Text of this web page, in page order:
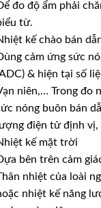
đo độ ẩm phải
từ.
kế chào bán
cảm ứng sức
& hiện tại số
niên,… Trong đo
nóng buôn bán
lượng điện tử định
kế mặt trời
bên trên cảm
nhiệt của loài
nhiệt kế năng